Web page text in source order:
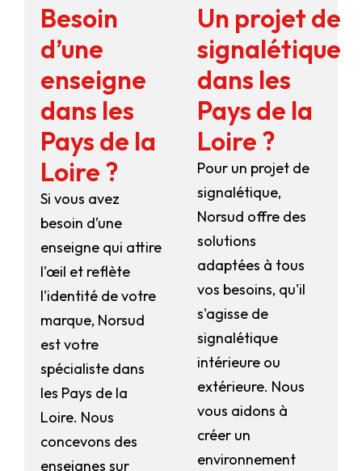
Besoin
d’une
enseigne
dans les
Pays de la
Loire ?
Si vous avez
besoin d’une
enseigne qui attire
l'œil et reflète
l'identité de votre
marque, Norsud
est votre
spécialiste dans
les Pays de la
Loire. Nous
concevons des
enseignes sur
Un projet de
signalétique
dans les
Pays de la
Loire ?
Pour un projet de
signalétique,
Norsud offre des
solutions
adaptées à tous
vos besoins, qu'il
s'agisse de
signalétique
intérieure ou
extérieure. Nous
vous aidons à
créer un
environnement